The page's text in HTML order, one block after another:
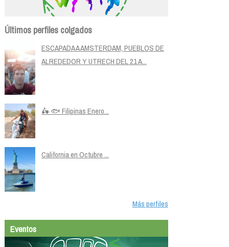
Últimos perfiles colgados
ESCAPADA A AMSTERDAM, PUEBLOS DE
ALREDEDOR Y UTRECH DEL 21 A...
🛵 🐟 Filipinas Enero...
California en Octubre ...
Más perfiles
Eventos